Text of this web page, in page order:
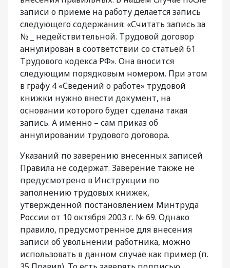
записи о приеме на работу делается запись
следующего содержания: «Считать запись за
№ _ недействительной. Трудовой договор
аннулирован в соответствии со статьей 61
Трудового кодекса РФ». Она вносится
следующим порядковым номером. При этом
в графу 4 «Сведений о работе» трудовой
книжки нужно внести документ, на
основании которого будет сделана такая
запись. А именно – сам приказ об
аннулировании трудового договора.
Указаний по заверению внесенных записей
Правила не содержат. Заверение также не
предусмотрено в Инструкции по
заполнению трудовых книжек,
утвержденной постановлением Минтруда
России от 10 октября 2003 г. № 69. Однако
правило, предусмотренное для внесения
записи об увольнении работника, можно
использовать в данном случае как пример (п.